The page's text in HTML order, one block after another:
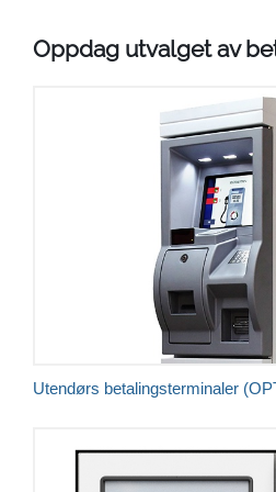
Oppdag utvalget av
Utendørs betalingsterminaler
Bevist fortreffelighet
Robust sikkerhet
Forbedret opplevelse